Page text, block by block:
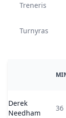
Treneris
Turnyras
Derek
Needham
36